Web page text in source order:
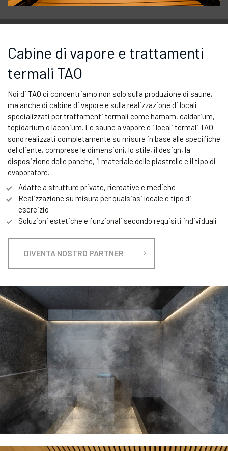
Cabine di vapore e trattamenti
termali TAO
Noi di TAO ci concentriamo non solo sulla produzione di saune,
ma anche di cabine di vapore e sulla realizzazione di locali
specializzati per trattamenti termali come hamam, caldarium,
tepidarium o laconium. Le saune a vapore e i locali termali TAO
sono realizzati completamente su misura in base alle specifiche
del cliente, comprese le dimensioni, lo stile, il design, la
disposizione delle panche, il materiale delle piastrelle e il tipo di
evaporatore.
Adatte a strutture private, ricreative e mediche
Realizzazione su misura per qualsiasi locale e tipo di
esercizio
Soluzioni estetiche e funzionali secondo requisiti individuali
DIVENTA NOSTRO PARTNER